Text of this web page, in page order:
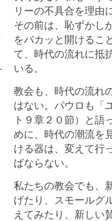
リーの不具合を理由
その前は、恥ずかし
をパカッと開けるこ
て、時代の流れに抵
いる。
教会も、時代の流れ
はない。パウロも「
ト９章２０節）と語
めに、時代の潮流を
ける器は、変えて行
ばならない。
私たちの教会でも、
げたり、スモールグ
えてみたり、新しい